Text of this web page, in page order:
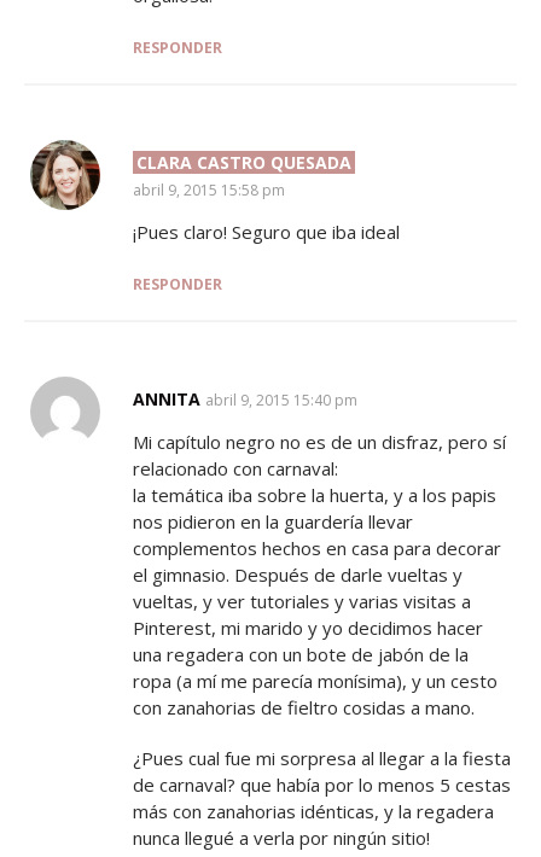
RESPONDER
CLARA CASTRO QUESADA
abril 9, 2015 15:58 pm
¡Pues claro! Seguro que iba ideal
RESPONDER
ANNITA SAYS:
abril 9, 2015 15:40 pm
Mi capítulo negro no es de un disfraz, pero sí
relacionado con carnaval:
la temática iba sobre la huerta, y a los papis
nos pidieron en la guardería llevar
complementos hechos en casa para decorar
el gimnasio. Después de darle vueltas y
vueltas, y ver tutoriales y varias visitas a
Pinterest, mi marido y yo decidimos hacer
una regadera con un bote de jabón de la
ropa (a mí me parecía monísima), y un cesto
con zanahorias de fieltro cosidas a mano.
¿Pues cual fue mi sorpresa al llegar a la fiesta
de carnaval? que había por lo menos 5 cestas
más con zanahorias idénticas, y la regadera
nunca llegué a verla por ningún sitio!